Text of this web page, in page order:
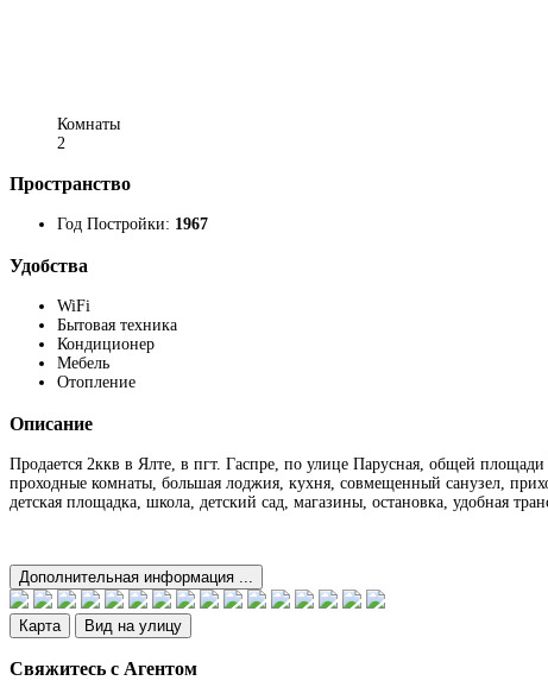
Комнаты
2
Пространство
Год Постройки: 1967
Удобства
WiFi
Бытовая техника
Кондиционер
Мебель
Отопление
Описание
Продается 2ккв в Ялте, в пгт. Гаспре, по улице Парусная, общей
проходные комнаты, большая лоджия, кухня, совмещенный санузел,
детская площадка, школа, детский сад, магазины, остановка, удобная
Дополнительная информация ...
Карта Вид на улицу
Свяжитесь с Агентом